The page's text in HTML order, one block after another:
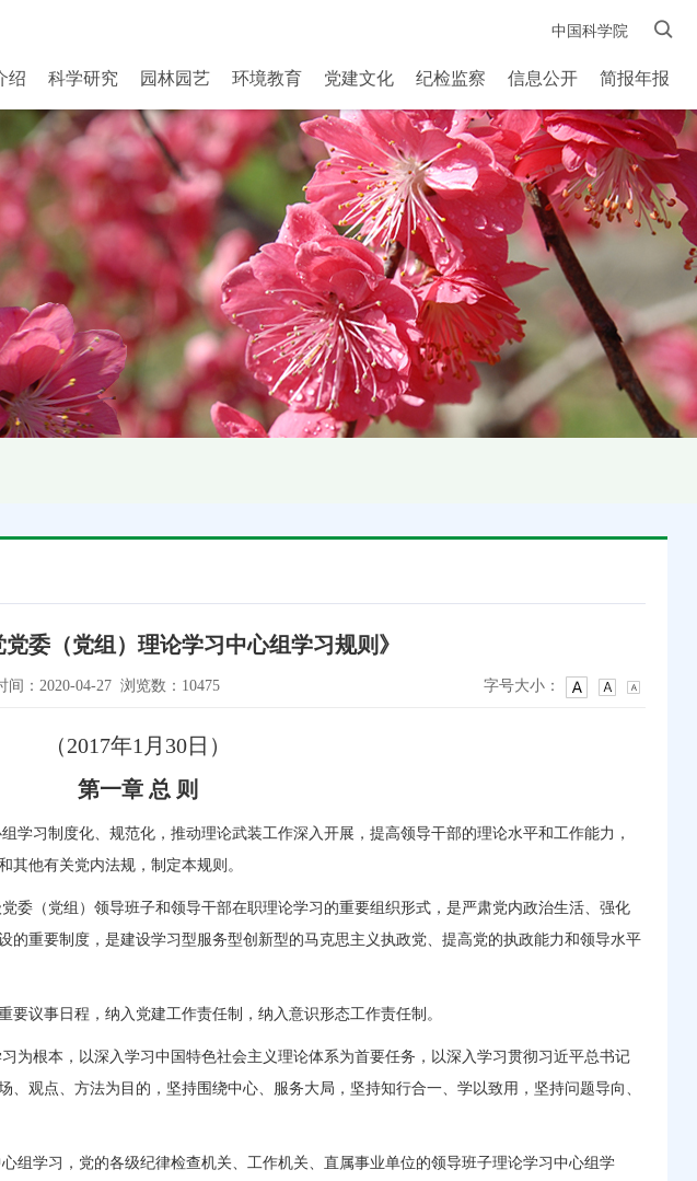
中国科学院
绍 科学研究 园林园艺 环境教育 党建文化 纪检监察 信息公开 简报年报
党委（党组）理论学习中心组学习规则》
：2020-04-27 浏览数：10475 字号大小：
（2017年1月30日）
第一章 总 则
学习制度化、规范化，推动理论武装工作深入开展，提高领导干部的理论水平和工作能力，
其他有关党内法规，制定本规则。
（党组）领导班子和领导干部在职理论学习的重要组织形式，是严肃党内政治生活、强化
的重要制度，是建设学习型服务型创新型的马克思主义执政党、提高党的执政能力和领导水平
议事日程，纳入党建工作责任制，纳入意识形态工作责任制。
根本，以深入学习中国特色社会主义理论体系为首要任务，以深入学习贯彻习近平总书记
观点、方法为目的，坚持围绕中心、服务大局，坚持知行合一、学以致用，坚持问题导向、
学习，党的各级纪律检查机关、工作机关、直属事业单位的领导班子理论学习中心组学